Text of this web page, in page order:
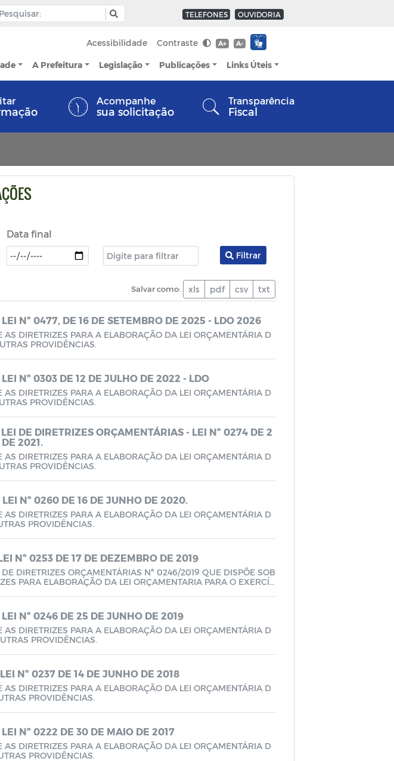
TELEFONES OUVIDORIA
Acessibilidade Contraste A+ A-
A Prefeitura Legislação Publicações Links Úteis
Acompanhe
sua solicitação
Transparência
Fiscal
Data final
Filtrar
Salvar como: xls pdf csv txt
Nº 0477, DE 16 DE SETEMBRO DE 2025 - LDO 2026
AS DIRETRIZES PARA A ELABORAÇÃO DA LEI ORÇAMENTÁRIA D
PROVIDÊNCIAS.
Nº 0303 DE 12 DE JULHO DE 2022 - LDO
AS DIRETRIZES PARA A ELABORAÇÃO DA LEI ORÇAMENTÁRIA D
PROVIDÊNCIAS.
DE DIRETRIZES ORÇAMENTÁRIAS - LEI Nº 0274 DE 2
2021.
AS DIRETRIZES PARA A ELABORAÇÃO DA LEI ORÇAMENTÁRIA D
PROVIDÊNCIAS.
Nº 0260 DE 16 DE JUNHO DE 2020.
AS DIRETRIZES PARA A ELABORAÇÃO DA LEI ORÇAMENTÁRIA D
PROVIDÊNCIAS.
Nº 0253 DE 17 DE DEZEMBRO DE 2019
DIRETRIZES ORÇAMENTÁRIAS Nº 0246/2019 QUE DISPÕE SOB
PARA ELABORAÇÃO DA LEI ORÇAMENTARIA PARA O EXERCÍC
Nº 0246 DE 25 DE JUNHO DE 2019
AS DIRETRIZES PARA A ELABORAÇÃO DA LEI ORÇAMENTÁRIA D
PROVIDÊNCIAS.
Nº 0237 DE 14 DE JUNHO DE 2018
AS DIRETRIZES PARA A ELABORAÇÃO DA LEI ORÇAMENTÁRIA D
PROVIDÊNCIAS.
Nº 0222 DE 30 DE MAIO DE 2017
AS DIRETRIZES PARA A ELABORAÇÃO DA LEI ORÇAMENTÁRIA D
PROVIDÊNCIAS.